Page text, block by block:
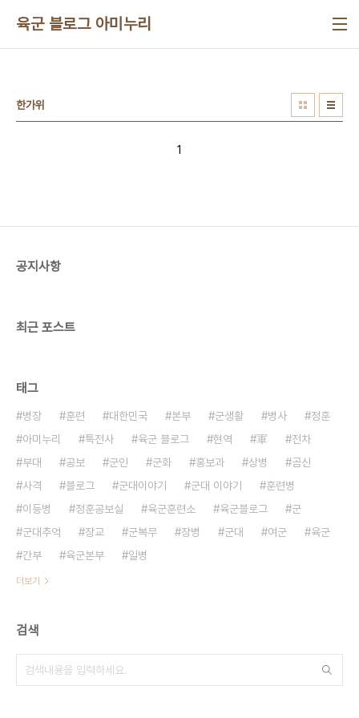
육군 블로그 아미누리
한가위
1
공지사항
최근 포스트
태그
병장 훈련 대한민국 본부 군생활 병사
정훈
아미누리
특전사 육군 블로그 현역 軍
전차
부대
공보 군인 군화 홍보과 상병
곰신
사격
블로그 군대이야기 군대 이야기
훈련병
이등병
정훈공보실 육군훈련소 육군블로그
군
군대추억
장교 군복무 장병 군대 여군
육군
간부
육군본부 일병
더보기
검색